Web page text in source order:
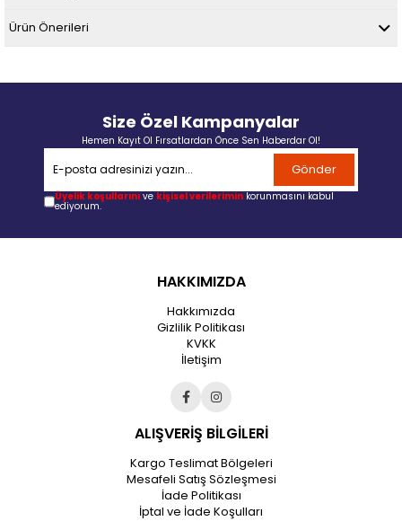
Ürün Önerileri
Size Özel Kampanyalar
Hemen Kayıt Ol Fırsatlardan Önce Sen Haberdar Ol!
Gönder
Üyelik koşullarını ve kişisel verilerimin korunmasını kabul
ediyorum.
HAKKIMIZDA
Hakkımızda
Gizlilik Politikası
KVKK
İletişim
ALIŞVERİŞ BİLGİLERİ
Kargo Teslimat Bölgeleri
Mesafeli Satış Sözleşmesi
İade Politikası
İptal ve İade Koşulları